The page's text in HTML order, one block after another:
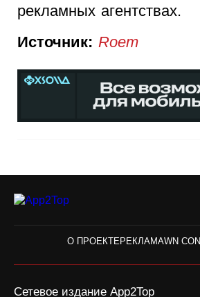
рекламных агентствах.
Источник: Roem
О ПРОЕКТЕРЕКЛАМАWN
Сетевое издание App2Top